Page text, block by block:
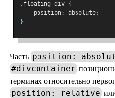
. floating -div {
    position
: absolute;
}
Часть position:
#divcontainer
терминах относительно
position: relative